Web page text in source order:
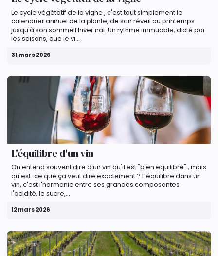
Le cycle végétatif de la vigne , c'est tout simplement le
calendrier annuel de la plante, de son réveil au printemps
jusqu'à son sommeil hiver nal. Un rythme immuable, dicté par
les saisons, que le vi...
31 mars 2026
L'équilibre d'un vin
On entend souvent dire d'un vin qu'il est "bien équilibré" , mais
qu'est-ce que ça veut dire exactement ? L'équilibre dans un
vin, c'est l'harmonie entre ses grandes composantes :
l'acidité, le sucre,...
12 mars 2026